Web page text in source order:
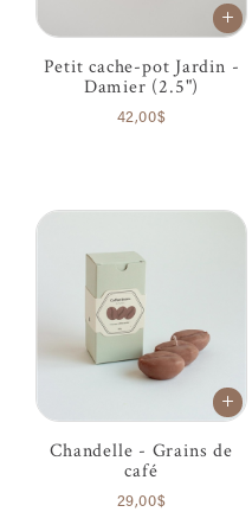
Petit cache-pot Jardin -
Damier (2.5")
42,00$
Chandelle - Grains de
café
29,00$